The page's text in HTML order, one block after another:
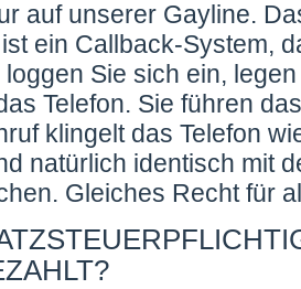
auf unserer Gayline.
ein Callback-System,
Sie sich ein,
Telefon. Sie führen
klingelt das Telefon
natürlich identisch mit
Gleiches Recht für